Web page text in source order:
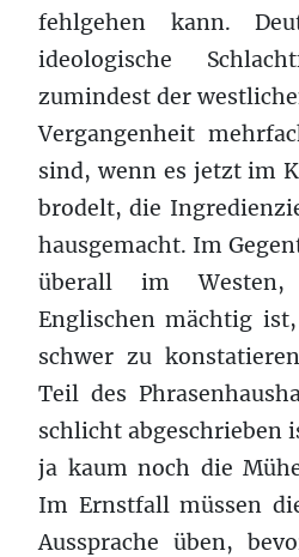
fehlgehen kann.
ideologische
zumindest der
Vergangenheit
sind, wenn es jetzt im
brodelt, die
hausgemacht. Im
überall im
Englischen mächtig
schwer zu
Teil des
schlicht abgeschrieben
ja kaum noch die
Im Ernstfall müssen
Aussprache üben,